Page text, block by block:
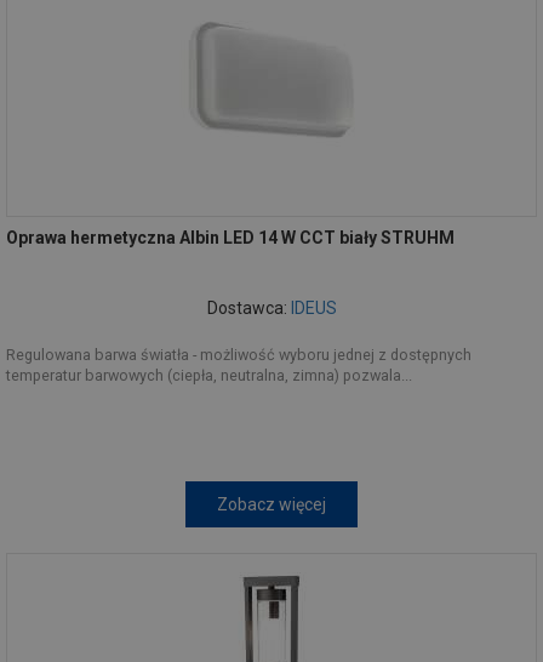
Oprawa hermetyczna Albin LED 14 W CCT biały STRUHM
Dostawca: IDEUS
Regulowana barwa światła - możliwość wyboru jednej z dostępnych
temperatur barwowych (ciepła, neutralna, zimna) pozwala...
Zobacz więcej